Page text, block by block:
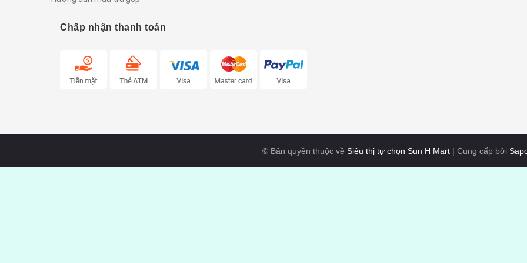
Chấp nhận thanh toán
© Bản quyền thuộc về Siêu thị tự chọn Sun H Mart| Cung cấp bởi